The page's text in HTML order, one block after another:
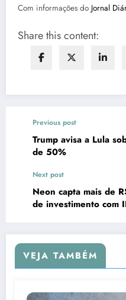
Com informações do Jornal
Share this content:
Previous post
Trump avisa a Lula
de 50%
Next post
Neon capta mais de
de investimento com
VEJA TAMBÉM